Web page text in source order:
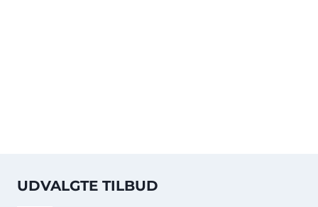
UDVALGTE TILBUD